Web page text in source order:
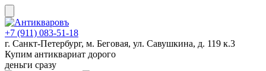
Skip
to
content
+7 (911) 083-51-18
г. Санкт-Петербург, м. Беговая, ул. Савушкина, д. 119 к.3
Купим антиквариат дорого
деньги сразу